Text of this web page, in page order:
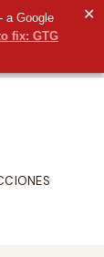
a Google
fix: GTG
✕